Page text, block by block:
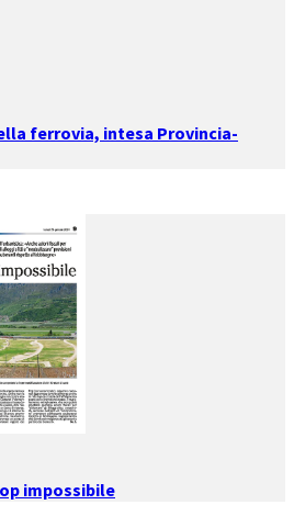
ferrovia, intesa Provincia-
impossibile